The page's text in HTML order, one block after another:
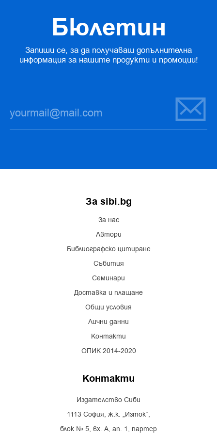
Бюлетин
Запиши се, за да получаваш допълнителна
информация за нашите продукти и промоции!
За sibi.bg
За нас
Автори
Библиографско цитиране
Събития
Семинари
Доставка и плащане
Общи условия
Лични данни
Контакти
ОПИК 2014-2020
Контакти
Издателство Сиби
1113 София, ж.к. „Изток“,
блок № 5, вх. А, ап. 1, партер